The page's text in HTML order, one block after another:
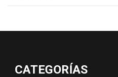
CATEGORÍAS